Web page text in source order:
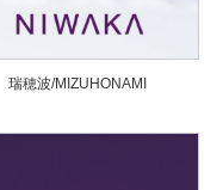
瑞穂波/MIZUHONAMI